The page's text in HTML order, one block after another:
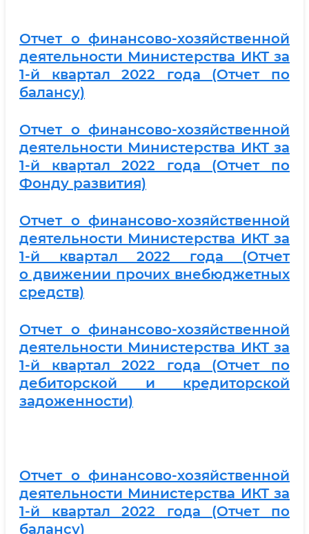
Отчет о финансово-хозяйственной
деятельности Министерства ИКТ за
1-й квартал 2022 года (Отчет по
балансу)
Отчет о финансово-хозяйственной
деятельности Министерства ИКТ за
1-й квартал 2022 года (Отчет по
Фонду развития)
Отчет о финансово-хозяйственной
деятельности Министерства ИКТ за
1-й квартал 2022 года (Отчет
о движении прочих внебюджетных
средств)
Отчет о финансово-хозяйственной
деятельности Министерства ИКТ за
1-й квартал 2022 года (Отчет по
дебиторской и кредиторской
задоженности)
Отчет о финансово-хозяйственной
деятельности Министерства ИКТ за
1-й квартал 2022 года (Отчет по
балансу)